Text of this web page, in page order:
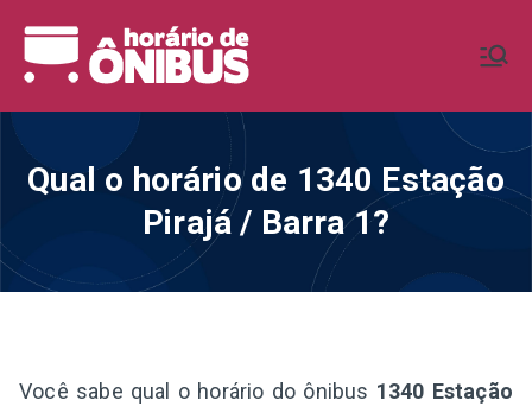
para
Ônibus BR
Horários de Ônibus de todo o
Qual o horário de 1340 Estação
Pirajá / Barra 1?
Você sabe qual o horário do ônibus 1340 Estação